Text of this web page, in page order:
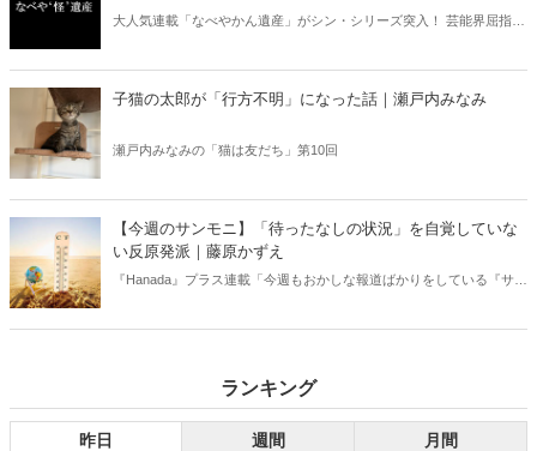
大人気連載「なべやかん遺産」がシン・シリーズ突入！ 芸能界屈指の
信じるか信じないかは、あなた次第！ 芸能ニュース
子猫の太郎が「行方不明」になった話｜瀬戸内みなみ
瀬戸内みなみの「猫は友だち」第10回
【今週のサンモニ】「待ったなしの状況」を自覚していな
い反原発派｜藤原かずえ
『Hanada』プラス連載「今週もおかしな報道ばかりをしている『サン
ランキング
昨日 週間 月間